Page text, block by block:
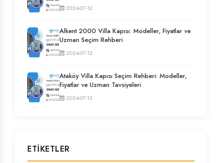
2024-07-12
Alkent 2000 Villa Kapısı: Modeller, Fiyatlar ve
Uzman Seçim Rehberi
2024-07-12
Ataköy Villa Kapısı Seçim Rehberi: Modeller,
Fiyatlar ve Uzman Tavsiyeleri
2024-07-12
ETIKETLER